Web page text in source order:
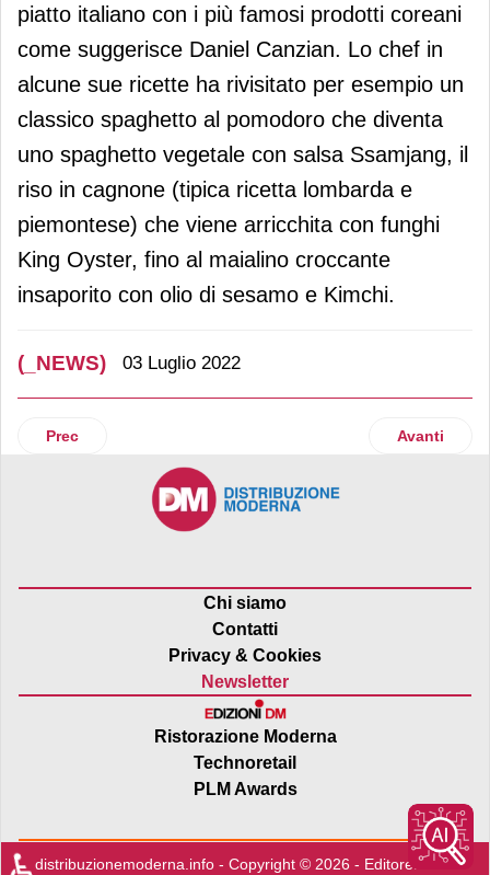
piatto italiano con i più famosi prodotti coreani
come suggerisce Daniel Canzian. Lo chef in
alcune sue ricette ha rivisitato per esempio un
classico spaghetto al pomodoro che diventa
uno spaghetto vegetale con salsa Ssamjang, il
riso in cagnone (tipica ricetta lombarda e
piemontese) che viene arricchita con funghi
King Oyster, fino al maialino croccante
insaporito con olio di sesamo e Kimchi.
(_NEWS) 03 Luglio 2022
Articolo precedente: Food Truck Unconventional: al via il
Prec Articolo
Avanti
Chi siamo
Contatti
Privacy & Cookies
Newsletter
Ristorazione Moderna
Technoretail
PLM Awards
distribuzionemoderna.info - Copyright © 2026 - Editore:Edra